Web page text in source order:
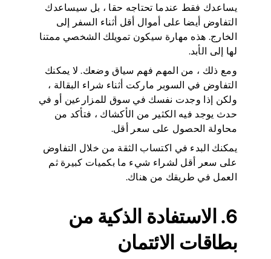
يساعدك فقط عندما تحتاجه حقا ، بل سيساعدك
التفاوض أيضا على أموال أقل أثناء السفر إلى
الخارج. هذه مهارة سيكون تمويلك الشخصي ممتنا
لها إلى الأبد.
ومع ذلك ، من المهم فهم سياق وضعك. لا يمكنك
التفاوض في السوبر ماركت أثناء شراء البقالة ،
ولكن إذا وجدت نفسك في سوق للمزارعين أو في
حدث يوجد فيه الكثير من الأكشاك ، فتأكد من
محاولة الحصول على سعر أقل.
يمكنك البدء في اكتساب الثقة من خلال التفاوض
على سعر أقل لشراء شيء ما بكميات كبيرة ثم
العمل في طريقك من هناك.
6. الاستفادة الذكية من
بطاقات الائتمان